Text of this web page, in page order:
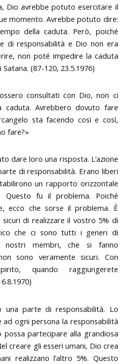
Dio avrebbe potuto esercitare il
momento. Avrebbe potuto dire:
della caduta. Però, poiché
di responsabilità e Dio non era
non poté impedire la caduta
(87-120, 23.5.1976)
consultati con Dio, non ci
caduta. Avrebbero dovuto fare
sta facendo così e così,
fare?»
dare loro una risposta. L’azione
di responsabilità. Erano liberi
un rapporto orizzontale
Questo fu il problema. Poiché
ecco che sorse il problema. È
di realizzare il vostro 5% di
che ci sono tutti i generi di
nostri membri, che si fanno
sono veramente sicuri. Con
quando raggiungerete
una parte di responsabilità. Lo
ogni persona la responsabilità
partecipare alla grandiosa
creare gli esseri umani, Dio crea
realizzano l’altro 5%. Questo